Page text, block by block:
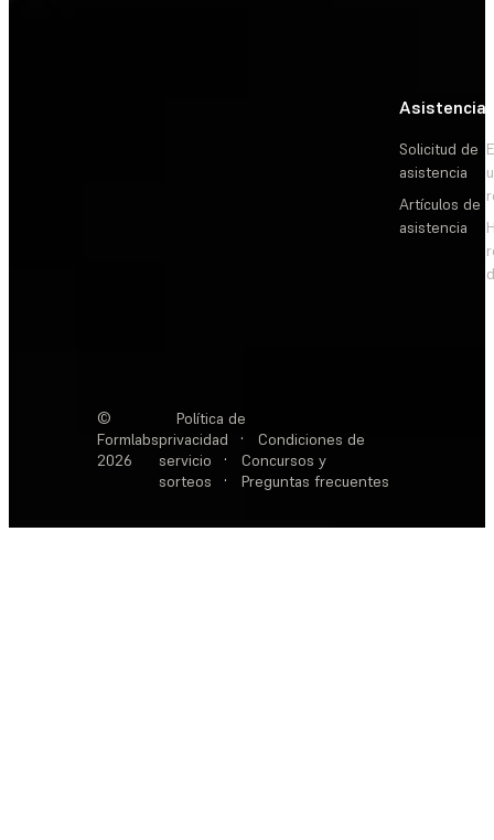
Asistencia
Solicitud de
asistencia
Artículos de
asistencia
©
Formlabs
2026
Política de
privacidad
·
Condiciones de
servicio
·
Concursos y
sorteos
· Preguntas frecuentes